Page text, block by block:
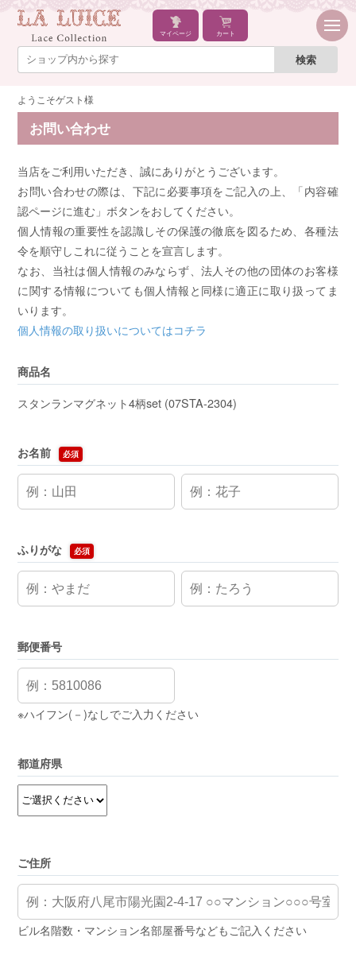
マイページ カート
ようこそゲスト様
お問い合わせ
当店をご利用いただき、誠にありがとうございます。
お問い合わせの際は、下記に必要事項をご記入の上、「内容確
認ページに進む」ボタンをおしてください。
個人情報の重要性を認識しその保護の徹底を図るため、各種法
令を順守しこれに従うことを宣言します。
なお、当社は個人情報のみならず、法人その他の団体のお客様
に関する情報についても個人情報と同様に適正に取り扱ってま
いります。
個人情報の取り扱いについてはコチラ
商品名
スタンランマグネット4柄set (07STA-2304)
お名前 必須
ふりがな 必須
郵便番号
※ハイフン(－)なしでご入力ください
都道府県
ご住所
ビル名階数・マンション名部屋番号などもご記入ください